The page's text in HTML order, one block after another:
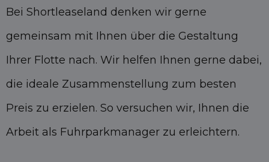
Bei Shortleaseland denken wir gerne
gemeinsam mit Ihnen über die Gestaltung
Ihrer Flotte nach. Wir helfen Ihnen gerne dabei,
die ideale Zusammenstellung zum besten
Preis zu erzielen. So versuchen wir, Ihnen die
Arbeit als Fuhrparkmanager zu erleichtern.